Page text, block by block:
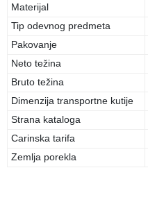
Materijal
Tip odevnog predmeta
Pakovanje
Neto težina
Bruto težina
Dimenzija transportne kutije
Strana kataloga
Carinska tarifa
Zemlja porekla